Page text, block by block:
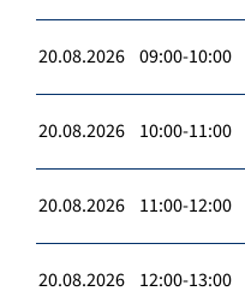
20.08.2026 09:00-10:00
20.08.2026 10:00-11:00
20.08.2026 11:00-12:00
20.08.2026 12:00-13:00